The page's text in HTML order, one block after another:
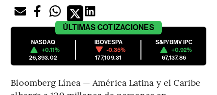
ÚLTIMAS COTIZACIONES
NASDAQ
+0.11%
26,393.02
IBOVESPA
-0.35%
177,109.31
S&P/BMV IPC
+0.92%
67,137.86
Bloomberg Línea — América Latina y el Caribe